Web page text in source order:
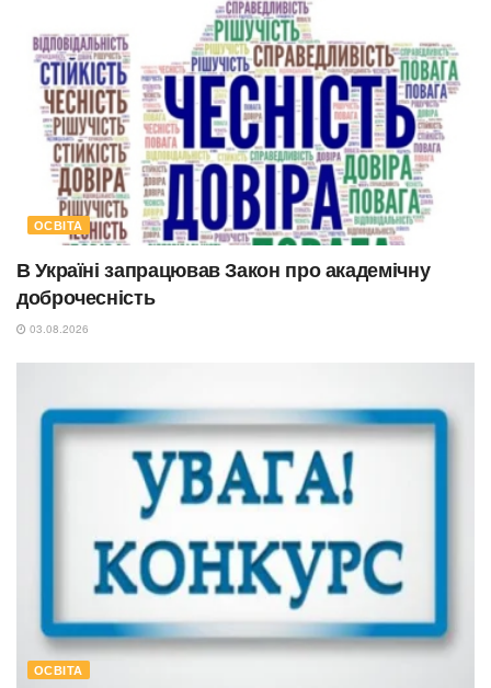
ОСВІТА
В Україні запрацював Закон про академічну
доброчесність
03.08.2026
ОСВІТА